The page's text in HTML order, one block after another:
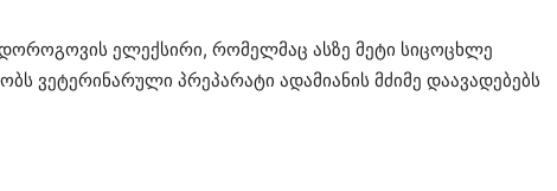
ელექსირი, რომელმაც ასზე მეტი სიცოცხლე
ვეტერინარული პრეპარატი ადამიანის მძიმე დაავადებებს